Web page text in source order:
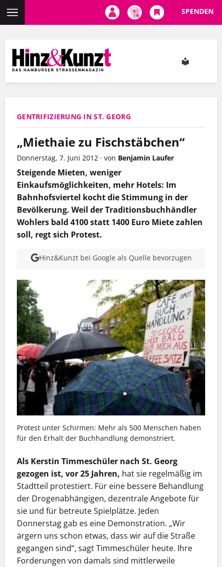
Inhalt
SPENDEN
GENTRIFIZIERUNG IN ST. GEORG
„Miethaie zu Fischstäbchen“
Donnerstag, 7. Juni 2012 · von Benjamin Laufer
Steigende Mieten, weniger
Einkaufsmöglichkeiten, mehr Hotels: Im
Bahnhofsviertel kocht die Stimmung in der
Bevölkerung. Weil der Traditionsbuchhändler
Wohlers bald 4100 statt 1400 Euro Miete zahlen
soll, regt sich Protest.
Hinz&Kunzt bei Google als Quelle bevorzugen
Protest unter Schirmen: Mehr als 500 Menschen haben
für den Erhalt der Buchhandlung demonstriert.
Als Kerstin Timmeschüler nach St. Georg
gezogen ist, vor 25 Jahren, hat sie regelmäßig im
Stadtteil protestiert. Für eine bessere Behandlung
der Drogenabhängigen, dezentrale Angebote für
sie und für betreute Spielplätze. Jeden
Donnerstag gab es eine Demonstration. „Wir
ärgern uns schon etwas, dass wir auf die Straße
gegangen sind“, sagt Timmeschüler heute. Ihre
Forderungen von damals sind mittlerweile